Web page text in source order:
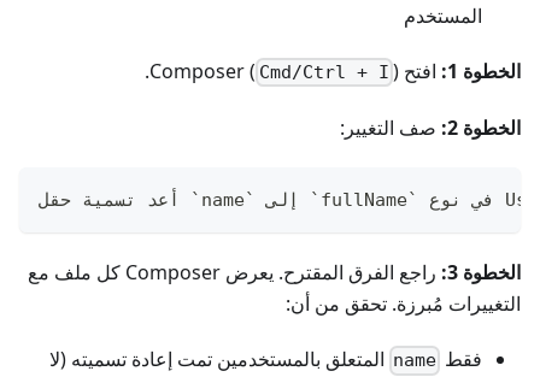
المستخدم
الخطوة 1: افتح Composer ( Cmd/Ctrl + I ).
الخطوة 2: صف التغيير:
الخطوة 3:
راجع الفرق المقترح. يعرض Composer كل ملف مع
التغييرات مُبرزة. تحقق من أن:
فقط name المتعلق بالمستخدمين تمت إعادة تسميته (لا